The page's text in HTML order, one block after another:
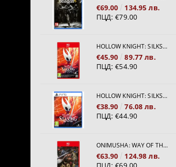
€69.00
134.95 лв.
ПЦД: €79.00
HOLLOW KNIGHT: SILKSONG [NINTENDO SWITCH 2]
€45.90
89.77 лв.
ПЦД: €54.90
HOLLOW KNIGHT: SILKSONG [PS5]
€38.90
76.08 лв.
ПЦД: €44.90
ONIMUSHA: WAY OF THE SWORD [NINTENDO SWITCH 2]
€63.90
124.98 лв.